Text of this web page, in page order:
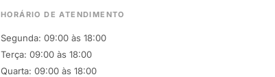
HORÁRIO DE ATENDIMENTO
Segunda: 09:00 às 18:00
Terça: 09:00 às 18:00
Quarta: 09:00 às 18:00